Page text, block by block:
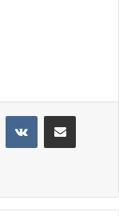
VKontakteShare via Email